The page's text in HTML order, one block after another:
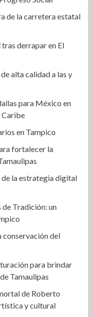
de la carretera estatal
derrapar en El
alta calidad a las y
para México en
Caribe
en Tampico
fortalecer la
de la estrategia digital
de Tradición: un
conservación del
para brindar
Tamaulipas
de Roberto
y cultural